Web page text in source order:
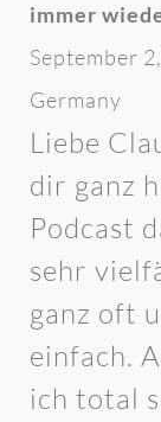
immer
September
Germany
Liebe
dir ganz
Podcast
sehr
ganz oft
einfach.
ich total